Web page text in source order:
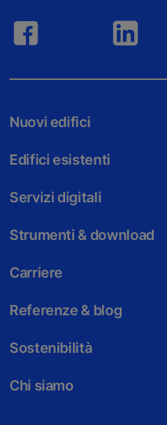
Nuovi edifici
Edifici esistenti
Servizi digitali
Strumenti & download
Carriere
Referenze & blog
Sostenibilità
Chi siamo